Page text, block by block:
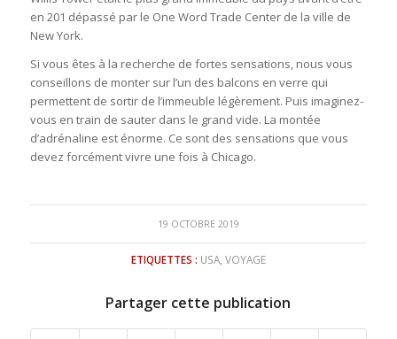
en 201 dépassé par le One Word Trade Center de la ville de
New York.
Si vous êtes à la recherche de fortes sensations, nous vous
conseillons de monter sur l’un des balcons en verre qui
permettent de sortir de l’immeuble légèrement. Puis imaginez-
vous en train de sauter dans le grand vide. La montée
d’adrénaline est énorme. Ce sont des sensations que vous
devez forcément vivre une fois à Chicago.
19 OCTOBRE 2019
ETIQUETTES : USA, VOYAGE
Partager cette publication